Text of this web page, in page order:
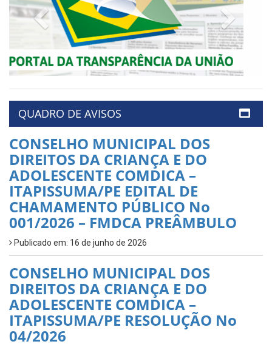
Previous
QUADRO DE AVISOS
CONSELHO MUNICIPAL DOS
DIREITOS DA CRIANÇA E DO
ADOLESCENTE COMDICA –
ITAPISSUMA/PE EDITAL DE
CHAMAMENTO PÚBLICO No
001/2026 – FMDCA PREÂMBULO
Publicado em: 16 de junho de 2026
CONSELHO MUNICIPAL DOS
DIREITOS DA CRIANÇA E DO
ADOLESCENTE COMDICA –
ITAPISSUMA/PE RESOLUÇÃO No
04/2026